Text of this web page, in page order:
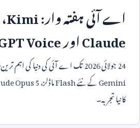
اے آئی ہفتہ وار:Kimi،
ClaudeاورVoice
24جولائی2026تک اے آئی کی دنیا کی اہم
Geminiکے نئےFlashماڈلز،Opus 5
کا نیا تجربہ۔